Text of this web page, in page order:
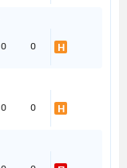
0 0 Н
0 0 Н